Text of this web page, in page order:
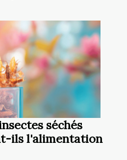
séchés
ils l'alimentation